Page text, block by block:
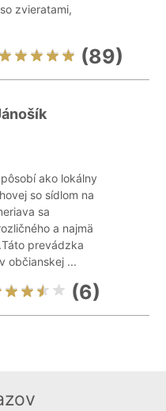
zvieratami,
(89)
ako lokálny
so sídlom na
sa
a najmä
prevádzka
občianskej ...
(6)